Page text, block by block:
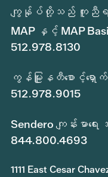
ကျွန်ုပ်တို့သည် ကူညီ
MAP နှင့် MAP
512.978.8130
ကွန်မြူနတီစောင့်ရှော
512.978.9015
Sendero ကျန်းမာရေ
844.800.4693
1111 East Cesar